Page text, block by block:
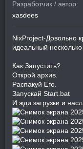
Разработчик / автор
xasdees
NixProject-Довольно
идеальный
Как Запустить?
Открой архив.
Распакуй Его.
Запускай Start.bat
И жди загрузки и